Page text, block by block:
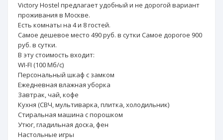
Victory Hostel предлагает удобный и не дорогой вариант
проживания в Москве.
Есть комнаты на 4 и 8 гостей.
Самое дешевое место 490 руб. в сутки Самое дорогое 900
руб. в сутки.
В эту стоимость входит:
WI-FI (100 Мб/с)
Персональный шкаф с замком
Ежедневная влажная уборка
Завтрак, чай, кофе
Кухня (СВЧ, мультиварка, плитка, холодильник)
Стиральная машина с порошком
Утюг, гладильная доска, фен
Настольные игры